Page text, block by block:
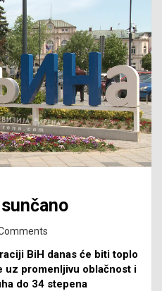
BiH danas će biti toplo
uz promenljivu oblačnost i
do 34 stepena